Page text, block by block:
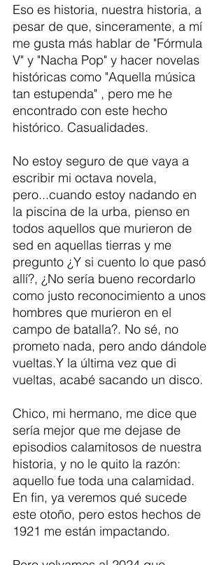
Eso es historia, nuestra historia, a
pesar de que, sinceramente, a mí
me gusta más hablar de "Fórmula
V" y "Nacha Pop" y hacer novelas
históricas como "Aquella música
tan estupenda" , pero me he
encontrado con este hecho
histórico. Casualidades.
No estoy seguro de que vaya a
escribir mi octava novela,
pero...cuando estoy nadando en
la piscina de la urba, pienso en
todos aquellos que murieron de
sed en aquellas tierras y me
pregunto ¿Y si cuento lo que pasó
allí?, ¿No sería bueno recordarlo
como justo reconocimiento a unos
hombres que murieron en el
campo de batalla?. No sé, no
prometo nada, pero ando dándole
vueltas.Y la última vez que di
vueltas, acabé sacando un disco.
Chico, mi hermano, me dice que
sería mejor que me dejase de
episodios calamitosos de nuestra
historia, y no le quito la razón:
aquello fue toda una calamidad.
En fin, ya veremos qué sucede
este otoño, pero estos hechos de
1921 me están impactando.